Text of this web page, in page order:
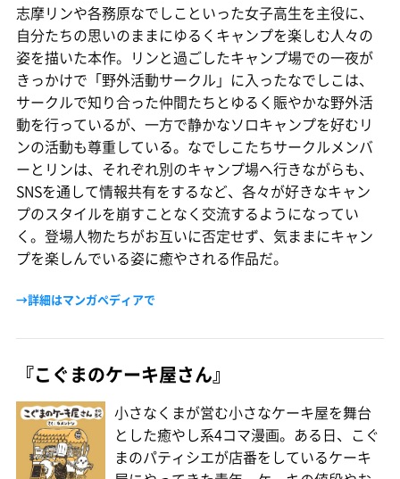
志摩リンや各務原なでしこといった女子高生を主役に、
自分たちの思いのままにゆるくキャンプを楽しむ人々の
姿を描いた本作。リンと過ごしたキャンプ場での一夜が
きっかけで「野外活動サークル」に入ったなでしこは、
サークルで知り合った仲間たちとゆるく賑やかな野外活
動を行っているが、一方で静かなソロキャンプを好むリ
ンの活動も尊重している。なでしこたちサークルメンバ
ーとリンは、それぞれ別のキャンプ場へ行きながらも、
SNSを通して情報共有をするなど、各々が好きなキャン
プのスタイルを崩すことなく交流するようになってい
く。登場人物たちがお互いに否定せず、気ままにキャン
プを楽しんでいる姿に癒やされる作品だ。
→詳細はマンガペディアで
『こぐまのケーキ屋さん』
小さなくまが営む小さなケーキ屋を舞台
とした癒やし系4コマ漫画。ある日、こぐ
まのパティシエが店番をしているケーキ